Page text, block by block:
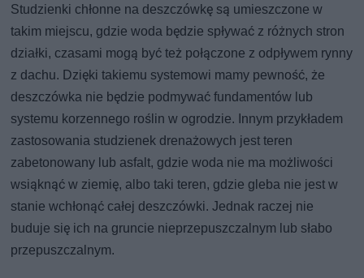
Studzienki chłonne na deszczówkę są umieszczone w
takim miejscu, gdzie woda będzie spływać z różnych stron
działki, czasami mogą być też połączone z odpływem rynny
z dachu. Dzięki takiemu systemowi mamy pewność, że
deszczówka nie będzie podmywać fundamentów lub
systemu korzennego roślin w ogrodzie. Innym przykładem
zastosowania studzienek drenażowych jest teren
zabetonowany lub asfalt, gdzie woda nie ma możliwości
wsiąknąć w ziemię, albo taki teren, gdzie gleba nie jest w
stanie wchłonąć całej deszczówki. Jednak raczej nie
buduje się ich na gruncie nieprzepuszczalnym lub słabo
przepuszczalnym.